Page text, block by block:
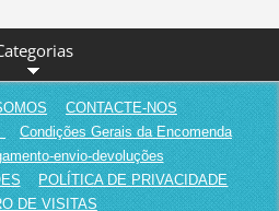
CONTACTE-NOS
Condições Gerais da Encomenda
envio-devoluções
POLÍTICA DE PRIVACIDADE
DE VISITAS